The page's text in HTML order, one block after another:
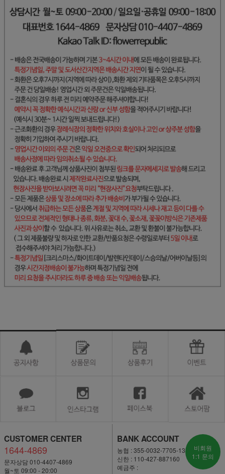
CUSTOMER CENTER
1644-4869
문자상담 010-4407-4869
월~토 09:00 - 20:00
BANK ACCOUNT
농협 : 355-0032-7705-13
신한 : 110-427-887160
예금주 :
비회원
1:1 문의